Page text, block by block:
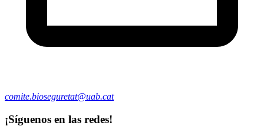
comite.bioseguretat@uab.cat
¡Síguenos en las redes!